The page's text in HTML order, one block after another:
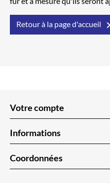
Retour à la page d'accueil 
Votre compte
Informations
Coordonnées